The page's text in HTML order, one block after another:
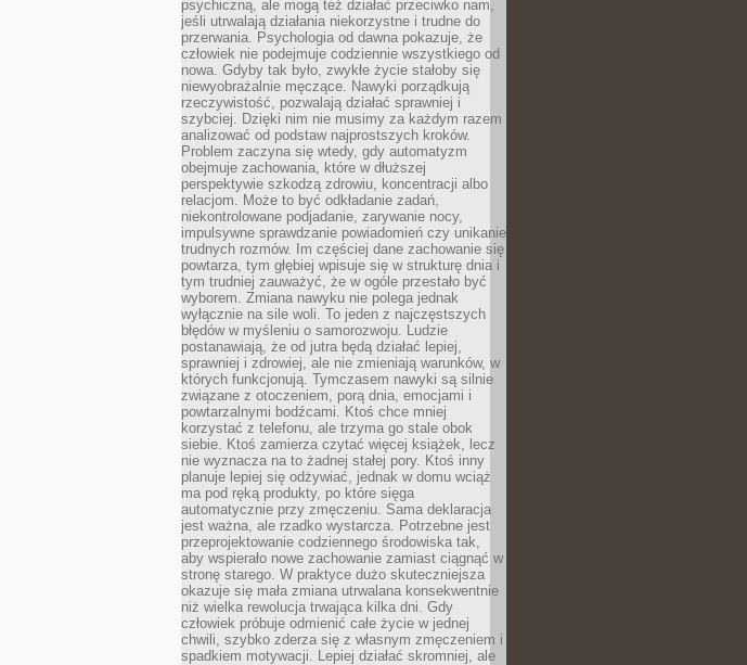
psychiczną, ale mogą też działać przeciwko nam,
jeśli utrwalają działania niekorzystne i trudne do
przerwania. Psychologia od dawna pokazuje, że
człowiek nie podejmuje codziennie wszystkiego od
nowa. Gdyby tak było, zwykłe życie stałoby się
niewyobrażalnie męczące. Nawyki porządkują
rzeczywistość, pozwalają działać sprawniej i
szybciej. Dzięki nim nie musimy za każdym razem
analizować od podstaw najprostszych kroków.
Problem zaczyna się wtedy, gdy automatyzm
obejmuje zachowania, które w dłuższej
perspektywie szkodzą zdrowiu, koncentracji albo
relacjom. Może to być odkładanie zadań,
niekontrolowane podjadanie, zarywanie nocy,
impulsywne sprawdzanie powiadomień czy unikanie
trudnych rozmów. Im częściej dane zachowanie się
powtarza, tym głębiej wpisuje się w strukturę dnia i
tym trudniej zauważyć, że w ogóle przestało być
wyborem. Zmiana nawyku nie polega jednak
wyłącznie na sile woli. To jeden z najczęstszych
błędów w myśleniu o samorozwoju. Ludzie
postanawiają, że od jutra będą działać lepiej,
sprawniej i zdrowiej, ale nie zmieniają warunków, w
których funkcjonują. Tymczasem nawyki są silnie
związane z otoczeniem, porą dnia, emocjami i
powtarzalnymi bodźcami. Ktoś chce mniej
korzystać z telefonu, ale trzyma go stale obok
siebie. Ktoś zamierza czytać więcej książek, lecz
nie wyznacza na to żadnej stałej pory. Ktoś inny
planuje lepiej się odżywiać, jednak w domu wciąż
ma pod ręką produkty, po które sięga
automatycznie przy zmęczeniu. Sama deklaracja
jest ważna, ale rzadko wystarcza. Potrzebne jest
przeprojektowanie codziennego środowiska tak,
aby wspierało nowe zachowanie zamiast ciągnąć w
stronę starego. W praktyce dużo skuteczniejsza
okazuje się mała zmiana utrwalana konsekwentnie
niż wielka rewolucja trwająca kilka dni. Gdy
człowiek próbuje odmienić całe życie w jednej
chwili, szybko zderza się z własnym zmęczeniem i
spadkiem motywacji. Lepiej działać skromniej, ale